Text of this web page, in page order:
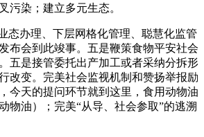
污染；建立多元生态。
办理、下层网格化管理、聪慧化监管
布会到此竣事。五是鞭策食物平安社会
五是接管委托出产加工或者采纳分拆形
改变。完美社会监视机制和赞扬举报励
今天的提问环节就到这里，食用动物油
物油）；完美“从导、社会参取”的逃溯